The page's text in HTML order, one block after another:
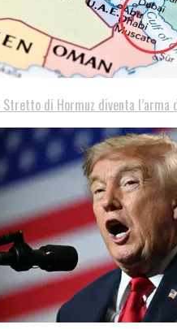
Stretto di Hormuz diventa